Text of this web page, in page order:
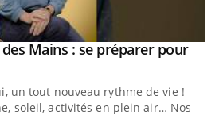
Mains : se préparer pour
un tout nouveau rythme de vie !
soleil, activités en plein air… Nos